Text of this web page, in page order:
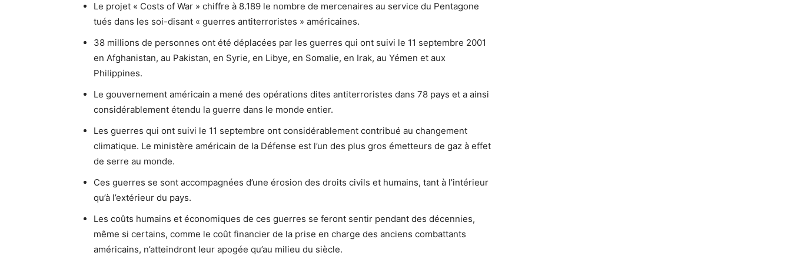
Le projet « Costs of War » chiffre à 8.189 le nombre de mercenaires au service du Pentagone
tués dans les soi-disant « guerres antiterroristes » américaines.
38 millions de personnes ont été déplacées par les guerres qui ont suivi le 11 septembre 2001
en Afghanistan, au Pakistan, en Syrie, en Libye, en Somalie, en Irak, au Yémen et aux
Philippines.
Le gouvernement américain a mené des opérations dites antiterroristes dans 78 pays et a ainsi
considérablement étendu la guerre dans le monde entier.
Les guerres qui ont suivi le 11 septembre ont considérablement contribué au changement
climatique. Le ministère américain de la Défense est l’un des plus gros émetteurs de gaz à effet
de serre au monde.
Ces guerres se sont accompagnées d’une érosion des droits civils et humains, tant à l’intérieur
qu’à l’extérieur du pays.
Les coûts humains et économiques de ces guerres se feront sentir pendant des décennies,
même si certains, comme le coût financier de la prise en charge des anciens combattants
américains, n’atteindront leur apogée qu’au milieu du siècle.